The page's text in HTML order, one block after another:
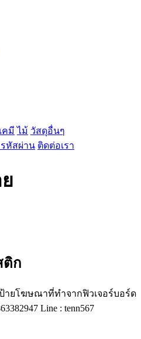
คมี ไม้ วัสดุอื่นๆ
หัสผ่าน ติดต่อเรา
ติก
ป้ายโฆษณาที่ทำจากฟิวเจอร์บอร์ด
Line : tenn567